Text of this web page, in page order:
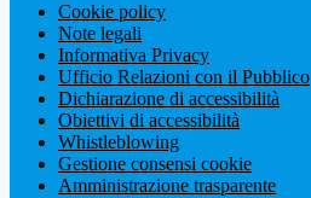
Cookie policy
Note legali
Informativa Privacy
Ufficio Relazioni con il Pubblico
Dichiarazione di accessibilità
Obiettivi di accessibilità
Whistleblowing
Gestione consensi cookie
Amministrazione trasparente